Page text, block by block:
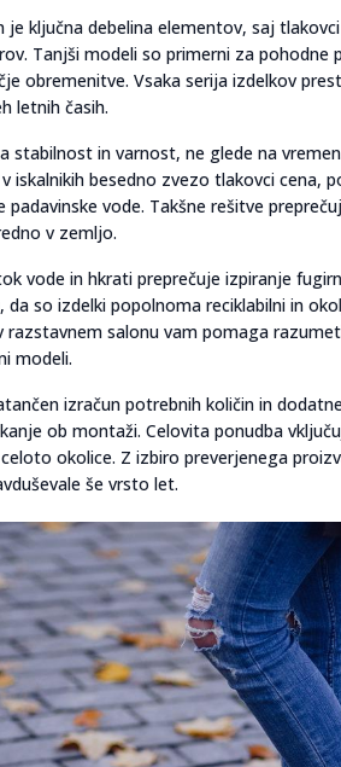
je ključna debelina elementov, saj
Tanjši modeli so primerni za
obremenitve. Vsaka serija izdelkov
letnih časih.
stabilnost in varnost, ne glede na
iskalnikih besedno zvezo tlakovci cena,
vode. Takšne rešitve
v zemljo.
vode in hkrati preprečuje izpiranje
so izdelki popolnoma reciklabilni in
salonu vam pomaga
modeli.
izračun potrebnih količin in
ob montaži. Celovita ponudba
okolice. Z izbiro preverjenega
še vrsto let.